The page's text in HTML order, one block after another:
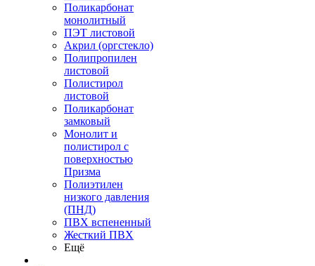
Поликарбонат
монолитный
ПЭТ листовой
Акрил (оргстекло)
Полипропилен
листовой
Полистирол
листовой
Поликарбонат
замковый
Монолит и
полистирол с
поверхностью
Призма
Полиэтилен
низкого давления
(ПНД)
ПВХ вспененный
Жесткий ПВХ
Ещё